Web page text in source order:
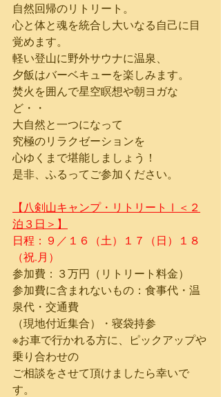
自然回帰のリトリート。
心と体と魂を統合し大いなる自己に目
覚めます。
軽い登山に野外サウナに温泉、
夕飯はバーベキューを楽しみます。
焚火を囲んで星空瞑想や朝ヨガな
ど・・
大自然と一つになって
究極のリラクゼーションを
心ゆくまで堪能しましょう！
是非、ふるってご参加ください。
【八剣山キャンプ・リトリートⅠ＜２
泊３日＞】
日程：９／１６（土）１７（日）１８
（祝.月）
参加費：３万円（リトリート料金）
参加費に含まれないもの：食事代・温
泉代・交通費
（現地付近集合）・寝袋持参
※お車で行かれる方に、ピックアップや
乗り合わせの
ご相談をさせて頂けましたら幸いで
す。